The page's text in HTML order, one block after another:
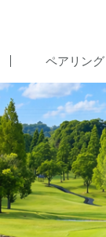
ペアリング